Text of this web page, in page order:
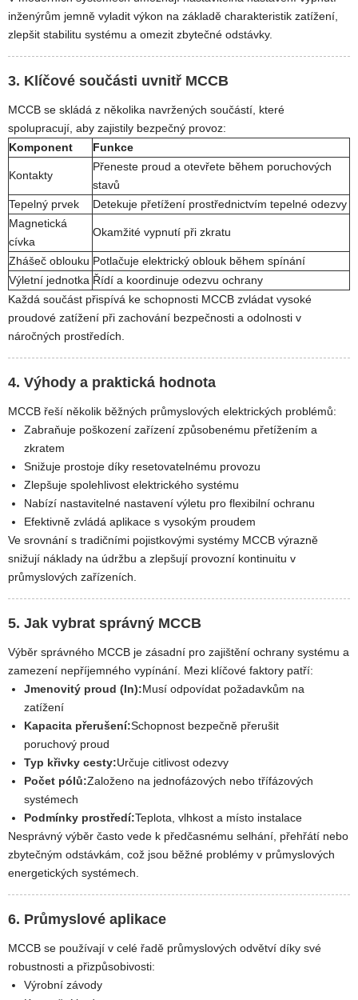
inženýrům jemně vyladit výkon na základě charakteristik zatížení,
zlepšit stabilitu systému a omezit zbytečné odstávky.
3. Klíčové součásti uvnitř MCCB
MCCB se skládá z několika navržených součástí, které
spolupracují, aby zajistily bezpečný provoz:
Komponent
Funkce
Kontakty
Přeneste proud a otevřete během poruchových
stavů
Tepelný prvek
Detekuje přetížení prostřednictvím tepelné odezvy
Magnetická
cívka
Okamžité vypnutí při zkratu
Zhášeč oblouku Potlačuje elektrický oblouk během spínání
Výletní jednotka Řídí a koordinuje odezvu ochrany
Každá součást přispívá ke schopnosti MCCB zvládat vysoké
proudové zatížení při zachování bezpečnosti a odolnosti v
náročných prostředích.
4. Výhody a praktická hodnota
MCCB řeší několik běžných průmyslových elektrických problémů:
Zabraňuje poškození zařízení způsobenému přetížením a
zkratem
Snižuje prostoje díky resetovatelnému provozu
Zlepšuje spolehlivost elektrického systému
Nabízí nastavitelné nastavení výletu pro flexibilní ochranu
Efektivně zvládá aplikace s vysokým proudem
Ve srovnání s tradičními pojistkovými systémy MCCB výrazně
snižují náklady na údržbu a zlepšují provozní kontinuitu v
průmyslových zařízeních.
5. Jak vybrat správný MCCB
Výběr správného MCCB je zásadní pro zajištění ochrany systému a
zamezení nepříjemného vypínání. Mezi klíčové faktory patří:
Jmenovitý proud (In):Musí odpovídat požadavkům na
zatížení
Kapacita přerušení:Schopnost bezpečně přerušit
poruchový proud
Typ křivky cesty:Určuje citlivost odezvy
Počet pólů:Založeno na jednofázových nebo třífázových
systémech
Podmínky prostředí:Teplota, vlhkost a místo instalace
Nesprávný výběr často vede k předčasnému selhání, přehřátí nebo
zbytečným odstávkám, což jsou běžné problémy v průmyslových
energetických systémech.
6. Průmyslové aplikace
MCCB se používají v celé řadě průmyslových odvětví díky své
robustnosti a přizpůsobivosti:
Výrobní závody